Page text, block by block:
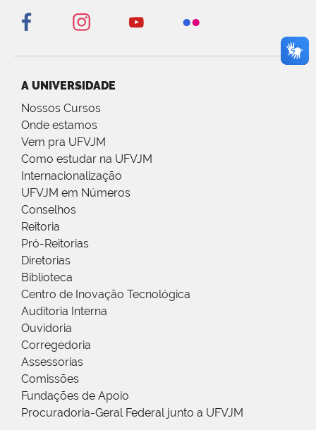
A UNIVERSIDADE
Nossos Cursos
Onde estamos
Vem pra UFVJM
Como estudar na UFVJM
Internacionalização
UFVJM em Números
Conselhos
Reitoria
Pró-Reitorias
Diretorias
Biblioteca
Centro de Inovação Tecnológica
Auditoria Interna
Ouvidoria
Corregedoria
Assessorias
Comissões
Fundações de Apoio
Procuradoria-Geral Federal junto a UFVJM